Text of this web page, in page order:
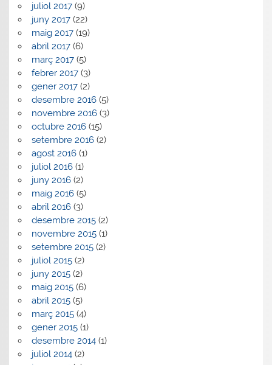
juliol 2017(9)
juny 2017(22)
maig 2017(19)
abril 2017(6)
març 2017(5)
febrer 2017(3)
gener 2017(2)
desembre 2016(5)
novembre 2016(3)
octubre 2016(15)
setembre 2016(2)
agost 2016(1)
juliol 2016(1)
juny 2016(2)
maig 2016(5)
abril 2016(3)
desembre 2015(2)
novembre 2015(1)
setembre 2015(2)
juliol 2015(2)
juny 2015(2)
maig 2015(6)
abril 2015(5)
març 2015(4)
gener 2015(1)
desembre 2014(1)
juliol 2014(2)